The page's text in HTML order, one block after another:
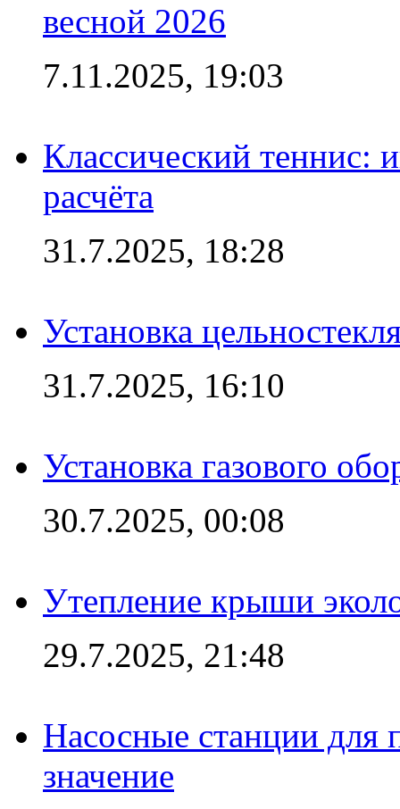
весной 2026
7.11.2025, 19:03
Классический теннис:
расчёта
31.7.2025, 18:28
Установка
31.7.2025, 16:10
Установка газового
30.7.2025, 00:08
Утепление крыши
29.7.2025, 21:48
Насосные станции для
значение